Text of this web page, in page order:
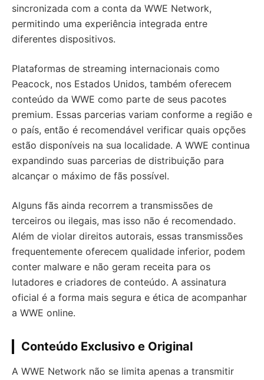
sincronizada com a conta da WWE Network,
permitindo uma experiência integrada entre
diferentes dispositivos.
Plataformas de streaming internacionais como
Peacock, nos Estados Unidos, também oferecem
conteúdo da WWE como parte de seus pacotes
premium. Essas parcerias variam conforme a região e
o país, então é recomendável verificar quais opções
estão disponíveis na sua localidade. A WWE continua
expandindo suas parcerias de distribuição para
alcançar o máximo de fãs possível.
Alguns fãs ainda recorrem a transmissões de
terceiros ou ilegais, mas isso não é recomendado.
Além de violar direitos autorais, essas transmissões
frequentemente oferecem qualidade inferior, podem
conter malware e não geram receita para os
lutadores e criadores de conteúdo. A assinatura
oficial é a forma mais segura e ética de acompanhar
a WWE online.
Conteúdo Exclusivo e Original
A WWE Network não se limita apenas a transmitir